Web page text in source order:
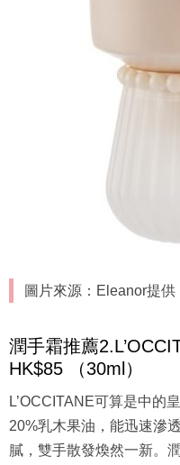
圖片來源：Eleanor提供
潤手霜推薦
HK$85 （30ml）
L’OCCITANE可算是中的
20%乳木果油，能迅速滲
膩，雙手散發煥然一新。